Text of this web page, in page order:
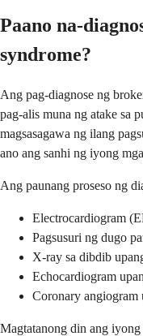
Paano na-
syndrome?
Ang pag-diagnose ng
pag-alis muna ng atake sa
magsasagawa ng ilang
ano ang sanhi ng iyong
Ang paunang proseso ng
Electrocardiogram
Pagsusuri ng dugo
X-ray sa dibdib
Echocardiogram
Coronary angiogram
Magtatanong din ang